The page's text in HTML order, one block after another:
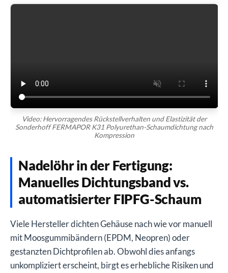
Video: Hervorragendes Rückstellverhalten und Elastizität der
Sonderhoff FERMAPOR K31 Polyurethan-Schaumdichtung nach
Kompression
Nadelöhr in der Fertigung:
Manuelles Dichtungsband vs.
automatisierter FIPFG-Schaum
Viele Hersteller dichten Gehäuse nach wie vor manuell
mit Moosgummibändern (EPDM, Neopren) oder
gestanzten Dichtprofilen ab. Obwohl dies anfangs
unkompliziert erscheint, birgt es erhebliche Risiken und